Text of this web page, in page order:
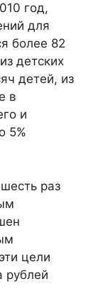
год,
для
более 82
детских
детей, из
в
и
5%
раз
цели
рублей